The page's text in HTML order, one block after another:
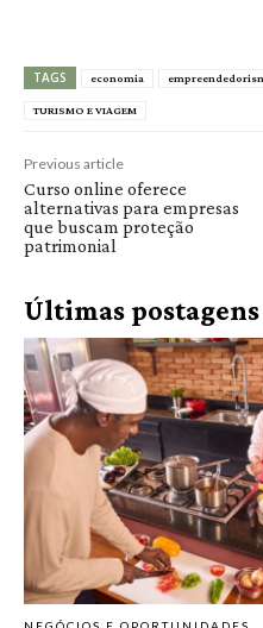
TAGS economia
TURISMO E VIAGEM
Previous article
Curso online oferece
alternativas para empresas
que buscam proteção
patrimonial
Últimas postagens